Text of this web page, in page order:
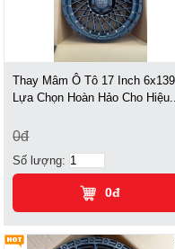
Thay Mâm Ô Tô 17 Inch
Lựa Chọn Hoàn Hảo Cho
0đ
Số lượng:
0đ